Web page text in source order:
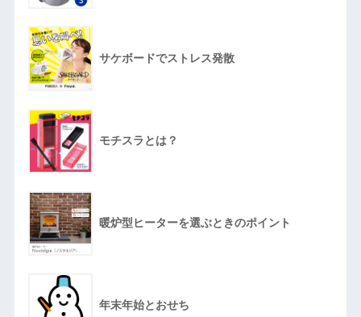
サケボードでストレス発散
モチスラとは？
暖炉型ヒーターを選ぶときのポイント
年末年始とおせち